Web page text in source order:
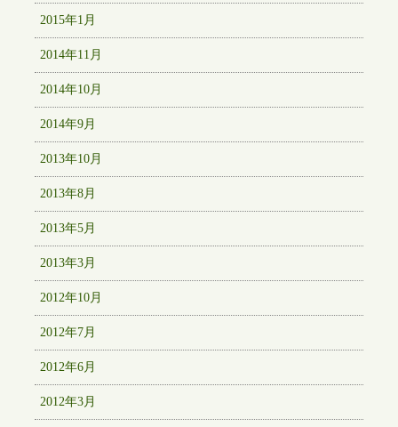
2015年1月
2014年11月
2014年10月
2014年9月
2013年10月
2013年8月
2013年5月
2013年3月
2012年10月
2012年7月
2012年6月
2012年3月